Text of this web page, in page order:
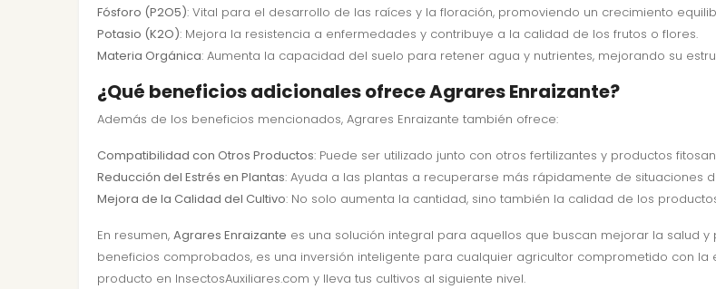
Fósforo (P2O5): Vital para el desarrollo de las raíces y la floración, promoviendo un crecimiento
Potasio (K2O): Mejora la resistencia a enfermedades y contribuye a la calidad de los frutos o flores.
Materia Orgánica: Aumenta la capacidad del suelo para retener agua y nutrientes, mejorando su
¿Qué beneficios adicionales ofrece Agrares Enraizante?
Además de los beneficios mencionados, Agrares Enraizante también ofrece:
Compatibilidad con Otros Productos: Puede ser utilizado junto con otros fertilizantes y productos
Reducción del Estrés en Plantas: Ayuda a las plantas a recuperarse más rápidamente de situaciones
Mejora de la Calidad del Cultivo: No solo aumenta la cantidad, sino también la calidad de los
En resumen, Agrares Enraizante es una solución integral para aquellos que buscan mejorar la salud
beneficios comprobados, es una inversión inteligente para cualquier agricultor comprometido con
producto en InsectosAuxiliares.com y lleva tus cultivos al siguiente nivel.